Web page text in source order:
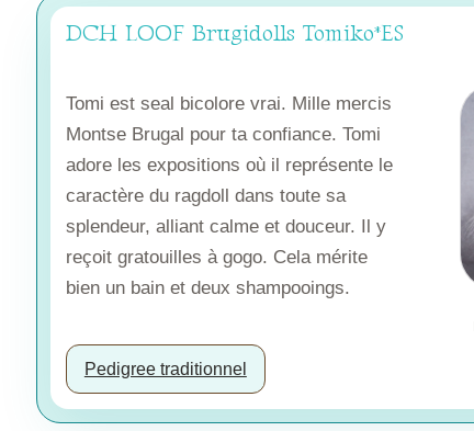
DCH LOOF Brugidolls Tomiko*ES
Tomi est seal bicolore vrai. Mille mercis
Montse Brugal pour ta confiance. Tomi
adore les expositions où il représente le
caractère du ragdoll dans toute sa
splendeur, alliant calme et douceur. Il y
reçoit gratouilles à gogo. Cela mérite
bien un bain et deux shampooings.
Pedigree traditionnel